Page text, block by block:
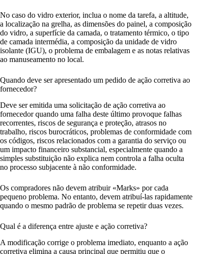
No caso do vidro exterior, inclua o nome da tarefa, a altitude,
a localização na grelha, as dimensões do painel, a composição
do vidro, a superfície da camada, o tratamento térmico, o tipo
de camada intermédia, a composição da unidade de vidro
isolante (IGU), o problema de embalagem e as notas relativas
ao manuseamento no local.
Quando deve ser apresentado um pedido de ação corretiva ao
fornecedor?
Deve ser emitida uma solicitação de ação corretiva ao
fornecedor quando uma falha deste último provoque falhas
recorrentes, riscos de segurança e proteção, atrasos no
trabalho, riscos burocráticos, problemas de conformidade com
os códigos, riscos relacionados com a garantia do serviço ou
um impacto financeiro substancial, especialmente quando a
simples substituição não explica nem controla a falha oculta
no processo subjacente à não conformidade.
Os compradores não devem atribuir «Marks» por cada
pequeno problema. No entanto, devem atribuí-las rapidamente
quando o mesmo padrão de problema se repetir duas vezes.
Qual é a diferença entre ajuste e ação corretiva?
A modificação corrige o problema imediato, enquanto a ação
corretiva elimina a causa principal que permitiu que o